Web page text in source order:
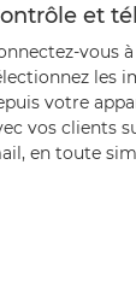
et
vous
les
votre
vos clients
en toute